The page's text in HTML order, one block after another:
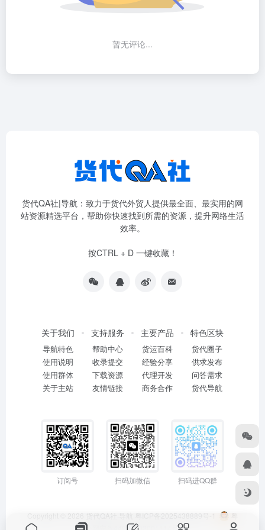
暂无评论...
货代QA社|导航：致力于货代外贸人提供最全面、最实用的网
站资源精选平台，帮助你快速找到所需的资源，提升网络生活
效率。
按CTRL + D 一键收藏！
关于我们
导航特色
使用说明
使用群体
关于主站
支持服务
帮助中心
收录提交
下载资源
友情链接
主要产品
货运百科
经验分享
代理开发
商务合作
特色区块
货代圈子
供求发布
问答需求
货代导航
订阅号 扫码加微信 扫码进QQ群
Copyright © 2026 货代QA社·导航 粤ICP备2025438889号-1
粤
公网安备44011402001114号